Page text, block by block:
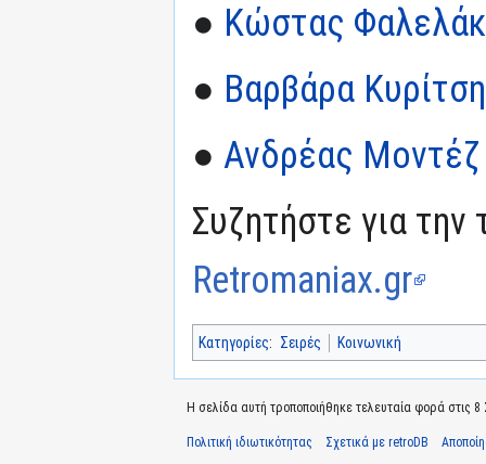
● Κώστας
● Βαρβάρα Κυρίτση
● Ανδρέας Μοντέζ
Συζητήστε για την
Retromaniax.gr
Κατηγορίες: Σειρές Κοινωνική
Η σελίδα αυτή τροποποιήθηκε τελευταία φορά στις 8
Πολιτική ιδιωτικότητας Σχετικά με retroDB